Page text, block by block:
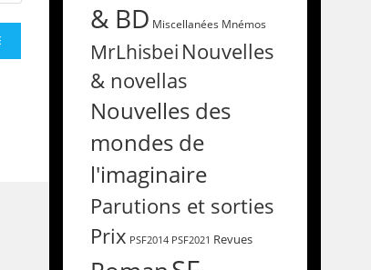
& BD Miscellanées Mnémos
MrLhisbei Nouvelles
& novellas
Nouvelles des
mondes de
l'imaginaire
Parutions et sorties
Prix PSF2014 PSF2021 Revues